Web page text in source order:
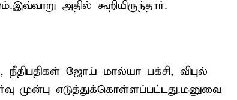
அதில் கூறியிருந்தார்.
ஜோய் மால்யா பக்சி, விபுல்
முன்பு எடுத்துக்கொள்ளப்பட்டது.மனுவை